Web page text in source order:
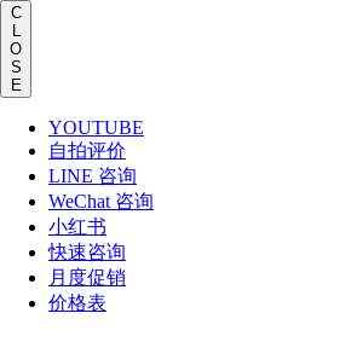
C
L
O
S
E
YOUTUBE
自拍评价
LINE 咨询
WeChat 咨询
小红书
快速咨询
月度促销
价格表